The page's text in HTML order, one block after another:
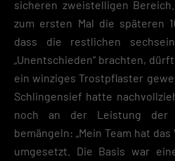
sicheren zweistelligen
zum ersten Mal die späteren
dass die restlichen
„Unentschieden“ brachten,
ein winziges Trostpflaster
Schlingensief hatte
noch an der Leistung der
bemängeln: „Mein Team hat
umgesetzt. Die Basis war